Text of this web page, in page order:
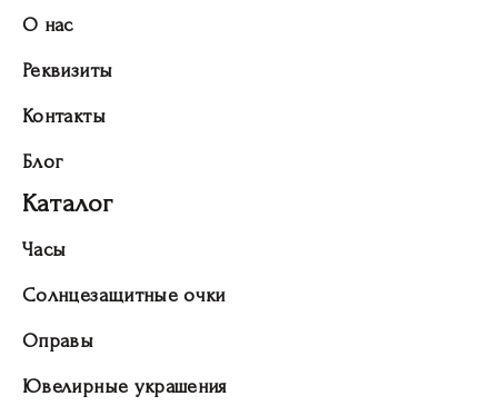
О нас
Реквизиты
Контакты
Блог
Каталог
Часы
Солнцезащитные очки
Оправы
Ювелирные украшения